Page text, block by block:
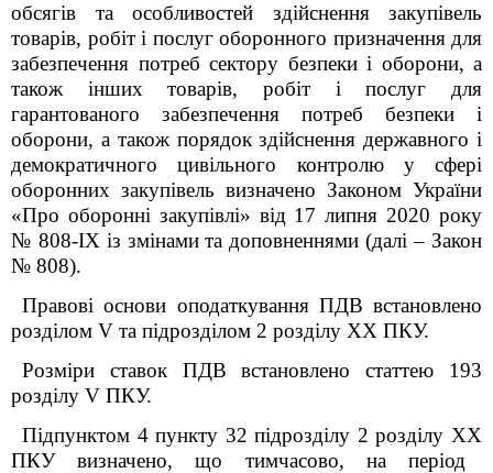
обсягів та особливостей здійснення закупівель
товарів, робіт і послуг оборонного призначення для
забезпечення потреб сектору безпеки і оборони, а
також інших товарів, робіт і послуг для
гарантованого забезпечення потреб безпеки і
оборони, а також порядок здійснення державного і
демократичного цивільного контролю у сфері
оборонних закупівель визначено Законом України
«Про оборонні закупівлі» від 17 липня 2020 року
№ 808-ІХ із змінами та доповненнями (далі – Закон
№ 808).
Правові основи оподаткування ПДВ встановлено
розділом V та підрозділом 2 розділу XX ПКУ.
Розміри ставок ПДВ встановлено статтею 193
розділу V ПКУ.
Підпунктом 4 пункту 32підрозділу 2 розділу XX
ПКУ визначено, що тимчасово, на період